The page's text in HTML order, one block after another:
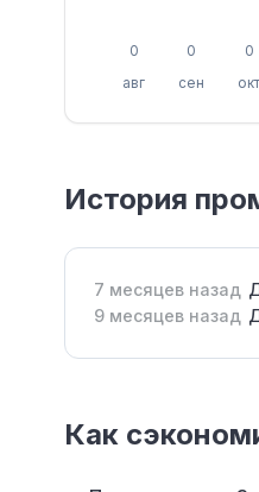
0
авг
0
сен
0
окт
История
7 месяцев назад
9 месяцев назад
Как